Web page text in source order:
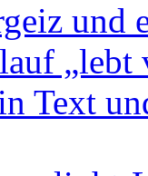
und
„lebt
Text